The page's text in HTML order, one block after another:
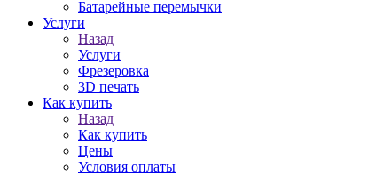
Батарейные перемычки
Услуги
Назад
Услуги
Фрезеровка
3D печать
Как купить
Назад
Как купить
Цены
Условия оплаты